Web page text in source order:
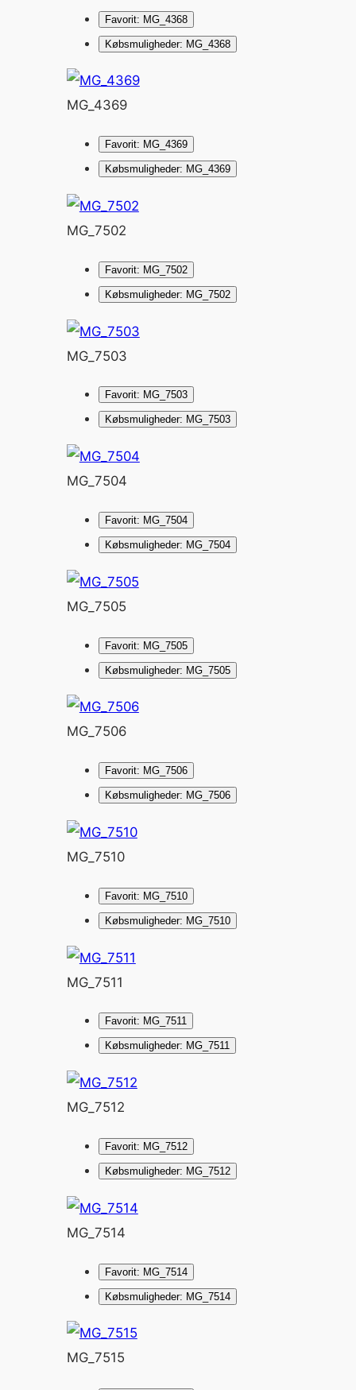
Favorit: MG_4368
Købsmuligheder: MG_4368
MG_4369
Favorit: MG_4369
Købsmuligheder: MG_4369
MG_7502
Favorit: MG_7502
Købsmuligheder: MG_7502
MG_7503
Favorit: MG_7503
Købsmuligheder: MG_7503
MG_7504
Favorit: MG_7504
Købsmuligheder: MG_7504
MG_7505
Favorit: MG_7505
Købsmuligheder: MG_7505
MG_7506
Favorit: MG_7506
Købsmuligheder: MG_7506
MG_7510
Favorit: MG_7510
Købsmuligheder: MG_7510
MG_7511
Favorit: MG_7511
Købsmuligheder: MG_7511
MG_7512
Favorit: MG_7512
Købsmuligheder: MG_7512
MG_7514
Favorit: MG_7514
Købsmuligheder: MG_7514
MG_7515